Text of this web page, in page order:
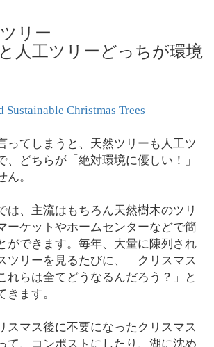
リー
人工ツリーどっちが環境
Sustainable Christmas Trees
ってしまうと、天然ツリーも人工ツ
、どちらが「絶対環境に優しい！」
ん。
は、主流はもちろん天然樹木のツリ
ーケットやホームセンターなどで簡
ができます。毎年、大量に陳列され
ツリーを見るたびに、「クリスマス
れらは全てどうなるんだろう？」と
きます。
スマス後に不要になったクリスマス
て、コンポストにしたり、湖に沈め